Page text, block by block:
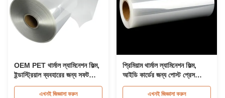
OEM PET থার্মাল ল্যামিনেশন ফিল্ম,
ইন্ডাস্ট্রিয়াল ব্যবহারের জন্য সফট
ল্যামিনেশন ফিল্ম রোল
এখনই জিজ্ঞাসা করুন
প্রিমিয়াম থার্মাল ল্যামিনেশন ফিল্ম,
আইডি কার্ডের জন্য পোস্ট প্রেস
ল্যামিনেশন ফিল্ম রোল
এখনই জিজ্ঞাসা করুন